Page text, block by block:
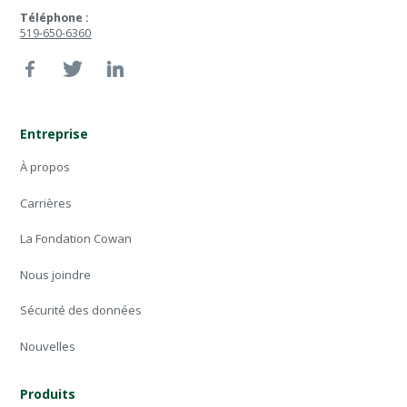
Téléphone :
519-650-6360
Entreprise
À propos
Carrières
La Fondation Cowan
Nous joindre
Sécurité des données
Nouvelles
Produits